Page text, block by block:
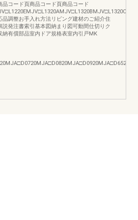
品コード頁商品コード頁商品コード
品調整お手入れ方法リビング建材のご紹介住
説発注書索引基本図納まり図可動間仕切りク
納有償部品室内ドア規格表室内引戸MK